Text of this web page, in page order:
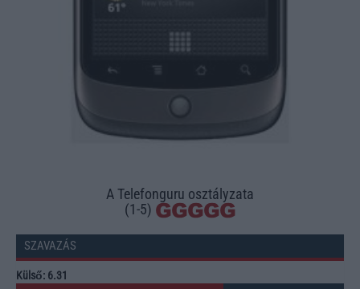
A Telefonguru osztályzata
(1-5)
SZAVAZÁS
Külső: 6.31